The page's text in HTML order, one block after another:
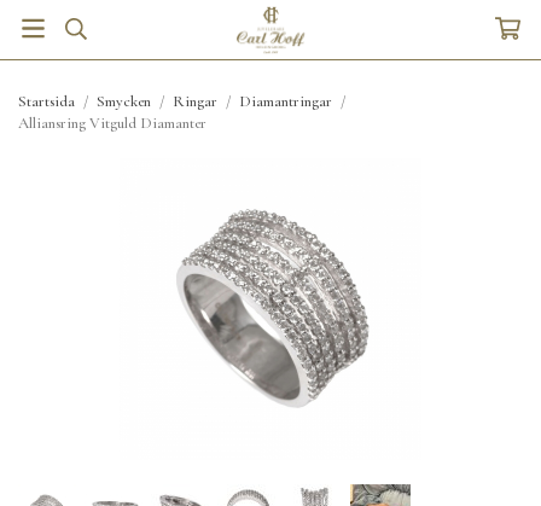
Startsida / Smycken / Ringar / Diamantringar /
Alliansring Vitguld Diamanter